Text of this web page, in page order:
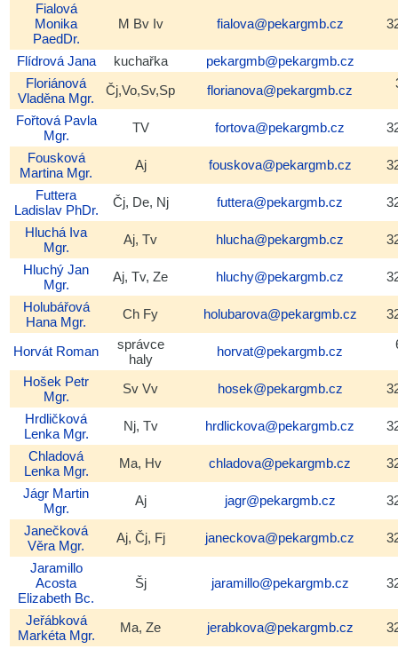
Fialová
Monika
PaedDr.
M Bv Iv fialova@pekargmb.cz
Flídrová Jana kuchařka
pekargmb@pekargmb.cz
Floriánová
Vladěna Mgr.
Čj,Vo,Sv,Sp florianova@pekargmb.cz
Fořtová Pavla
Mgr.
TV fortova@pekargmb.cz
Fousková
Martina Mgr.
Aj fouskova@pekargmb.cz
Futtera
Ladislav PhDr.
Čj, De, Nj futtera@pekargmb.cz
Hluchá Iva
Mgr.
Aj, Tv hlucha@pekargmb.cz
Hluchý Jan
Mgr.
Aj, Tv, Ze hluchy@pekargmb.cz
Holubářová
Hana Mgr.
Ch Fy holubarova@pekargmb.cz
Horvát Roman
správce
haly
horvat@pekargmb.cz
Hošek Petr
Mgr.
Sv Vv hosek@pekargmb.cz
Hrdličková
Lenka Mgr.
Nj, Tv hrdlickova@pekargmb.cz
Chladová
Lenka Mgr.
Ma, Hv chladova@pekargmb.cz
Jágr Martin
Mgr.
Aj jagr@pekargmb.cz
Janečková
Věra Mgr.
Aj, Čj, Fj janeckova@pekargmb.cz
Jaramillo
Acosta
Elizabeth Bc.
Šj jaramillo@pekargmb.cz
Jeřábková
Markéta Mgr.
Ma, Ze jerabkova@pekargmb.cz